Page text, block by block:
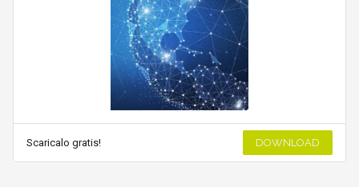
Scaricalo gratis! DOWNLOAD